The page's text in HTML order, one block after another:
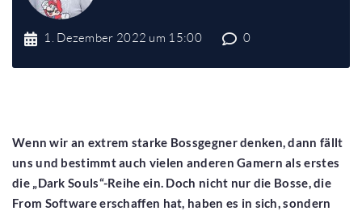
1. Dezember 2022 um 15:00 0
Wenn wir an extrem starke Bossgegner denken, dann fällt
uns und bestimmt auch vielen anderen Gamern als erstes
die „Dark Souls“-Reihe ein. Doch nicht nur die Bosse, die
From Software erschaffen hat, haben es in sich, sondern